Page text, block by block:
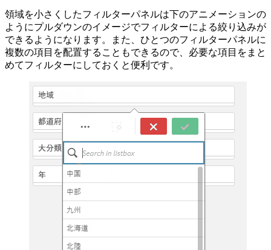
領域を小さくしたフィルターパネルは下のアニメーションの
ようにプルダウンのイメージでフィルターによる絞り込みが
できるようになります。また、ひとつのフィルターパネルに
複数の項目を配置することもできるので、必要な項目をまと
めてフィルターにしておくと便利です。